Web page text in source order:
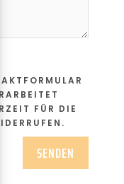
FÜR DIE
SENDEN